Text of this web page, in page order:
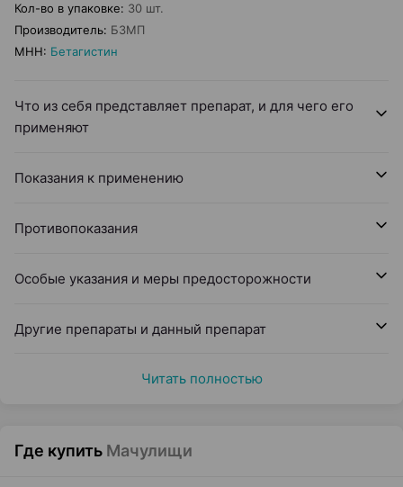
Кол-во в упаковке: 30 шт.
Производитель: БЗМП
МНН: Бетагистин
Что из себя представляет препарат, и для чего его
применяют
Показания к применению
Противопоказания
Особые указания и меры предосторожности
Другие препараты и данный препарат
Читать полностью
Где купить Мачулищи